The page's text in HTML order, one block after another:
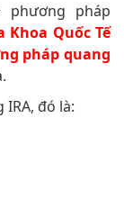
phương pháp
Khoa Quốc Tế
pháp quang
đó là: